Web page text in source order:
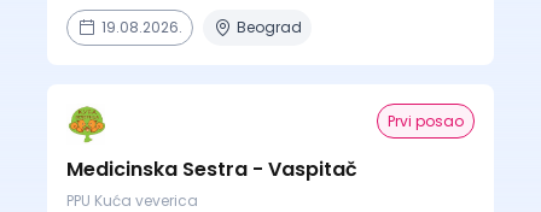
19.08.2026. Beograd
Prvi posao
Medicinska Sestra - Vaspitač
PPU Kuća veverica